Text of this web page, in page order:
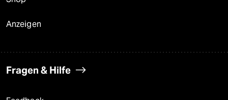
Anzeigen
Fragen & Hilfe